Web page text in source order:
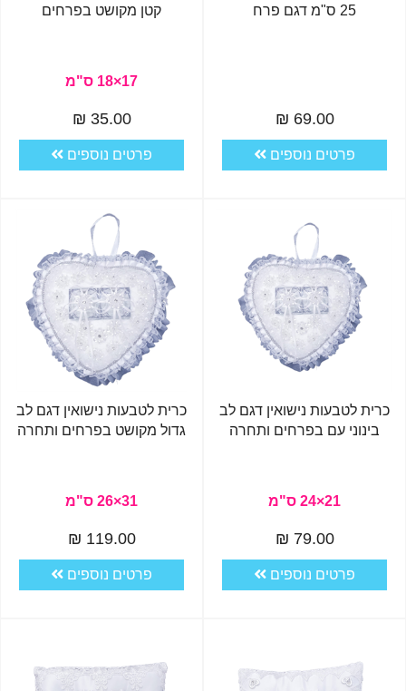
25 ס"מ דגם פרח
69.00 ₪
פרטים נוספים
קטן מקושט בפרחים
17×18 ס"מ
35.00 ₪
פרטים נוספים
כרית לטבעות נישואין דגם לב
בינוני עם בפרחים ותחרה
21×24 ס"מ
79.00 ₪
פרטים נוספים
כרית לטבעות נישואין דגם לב
גדול מקושט בפרחים ותחרה
31×26 ס"מ
119.00 ₪
פרטים נוספים